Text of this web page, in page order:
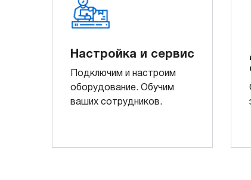
Настройка и сервис
Подключим и настроим
оборудование. Обучим
ваших сотрудников.